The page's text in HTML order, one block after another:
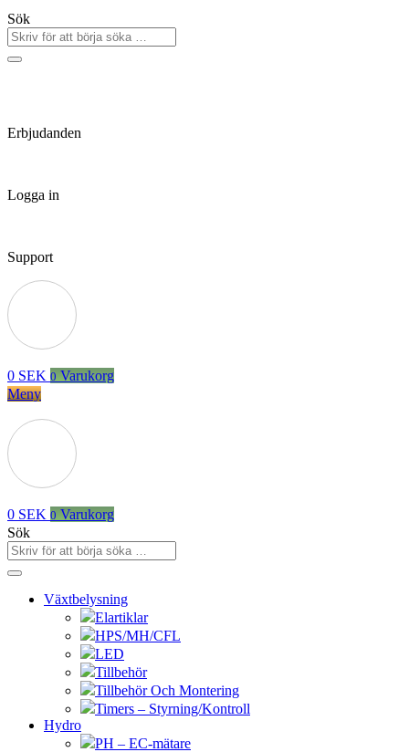
Sök
Erbjudanden
Logga in
Support
0 SEK 0 Varukorg
Meny
0 SEK 0 Varukorg
Sök
Växtbelysning
Elartiklar
HPS/MH/CFL
LED
Tillbehör
Tillbehör Och Montering
Timers – Styrning/Kontroll
Hydro
PH – EC-mätare